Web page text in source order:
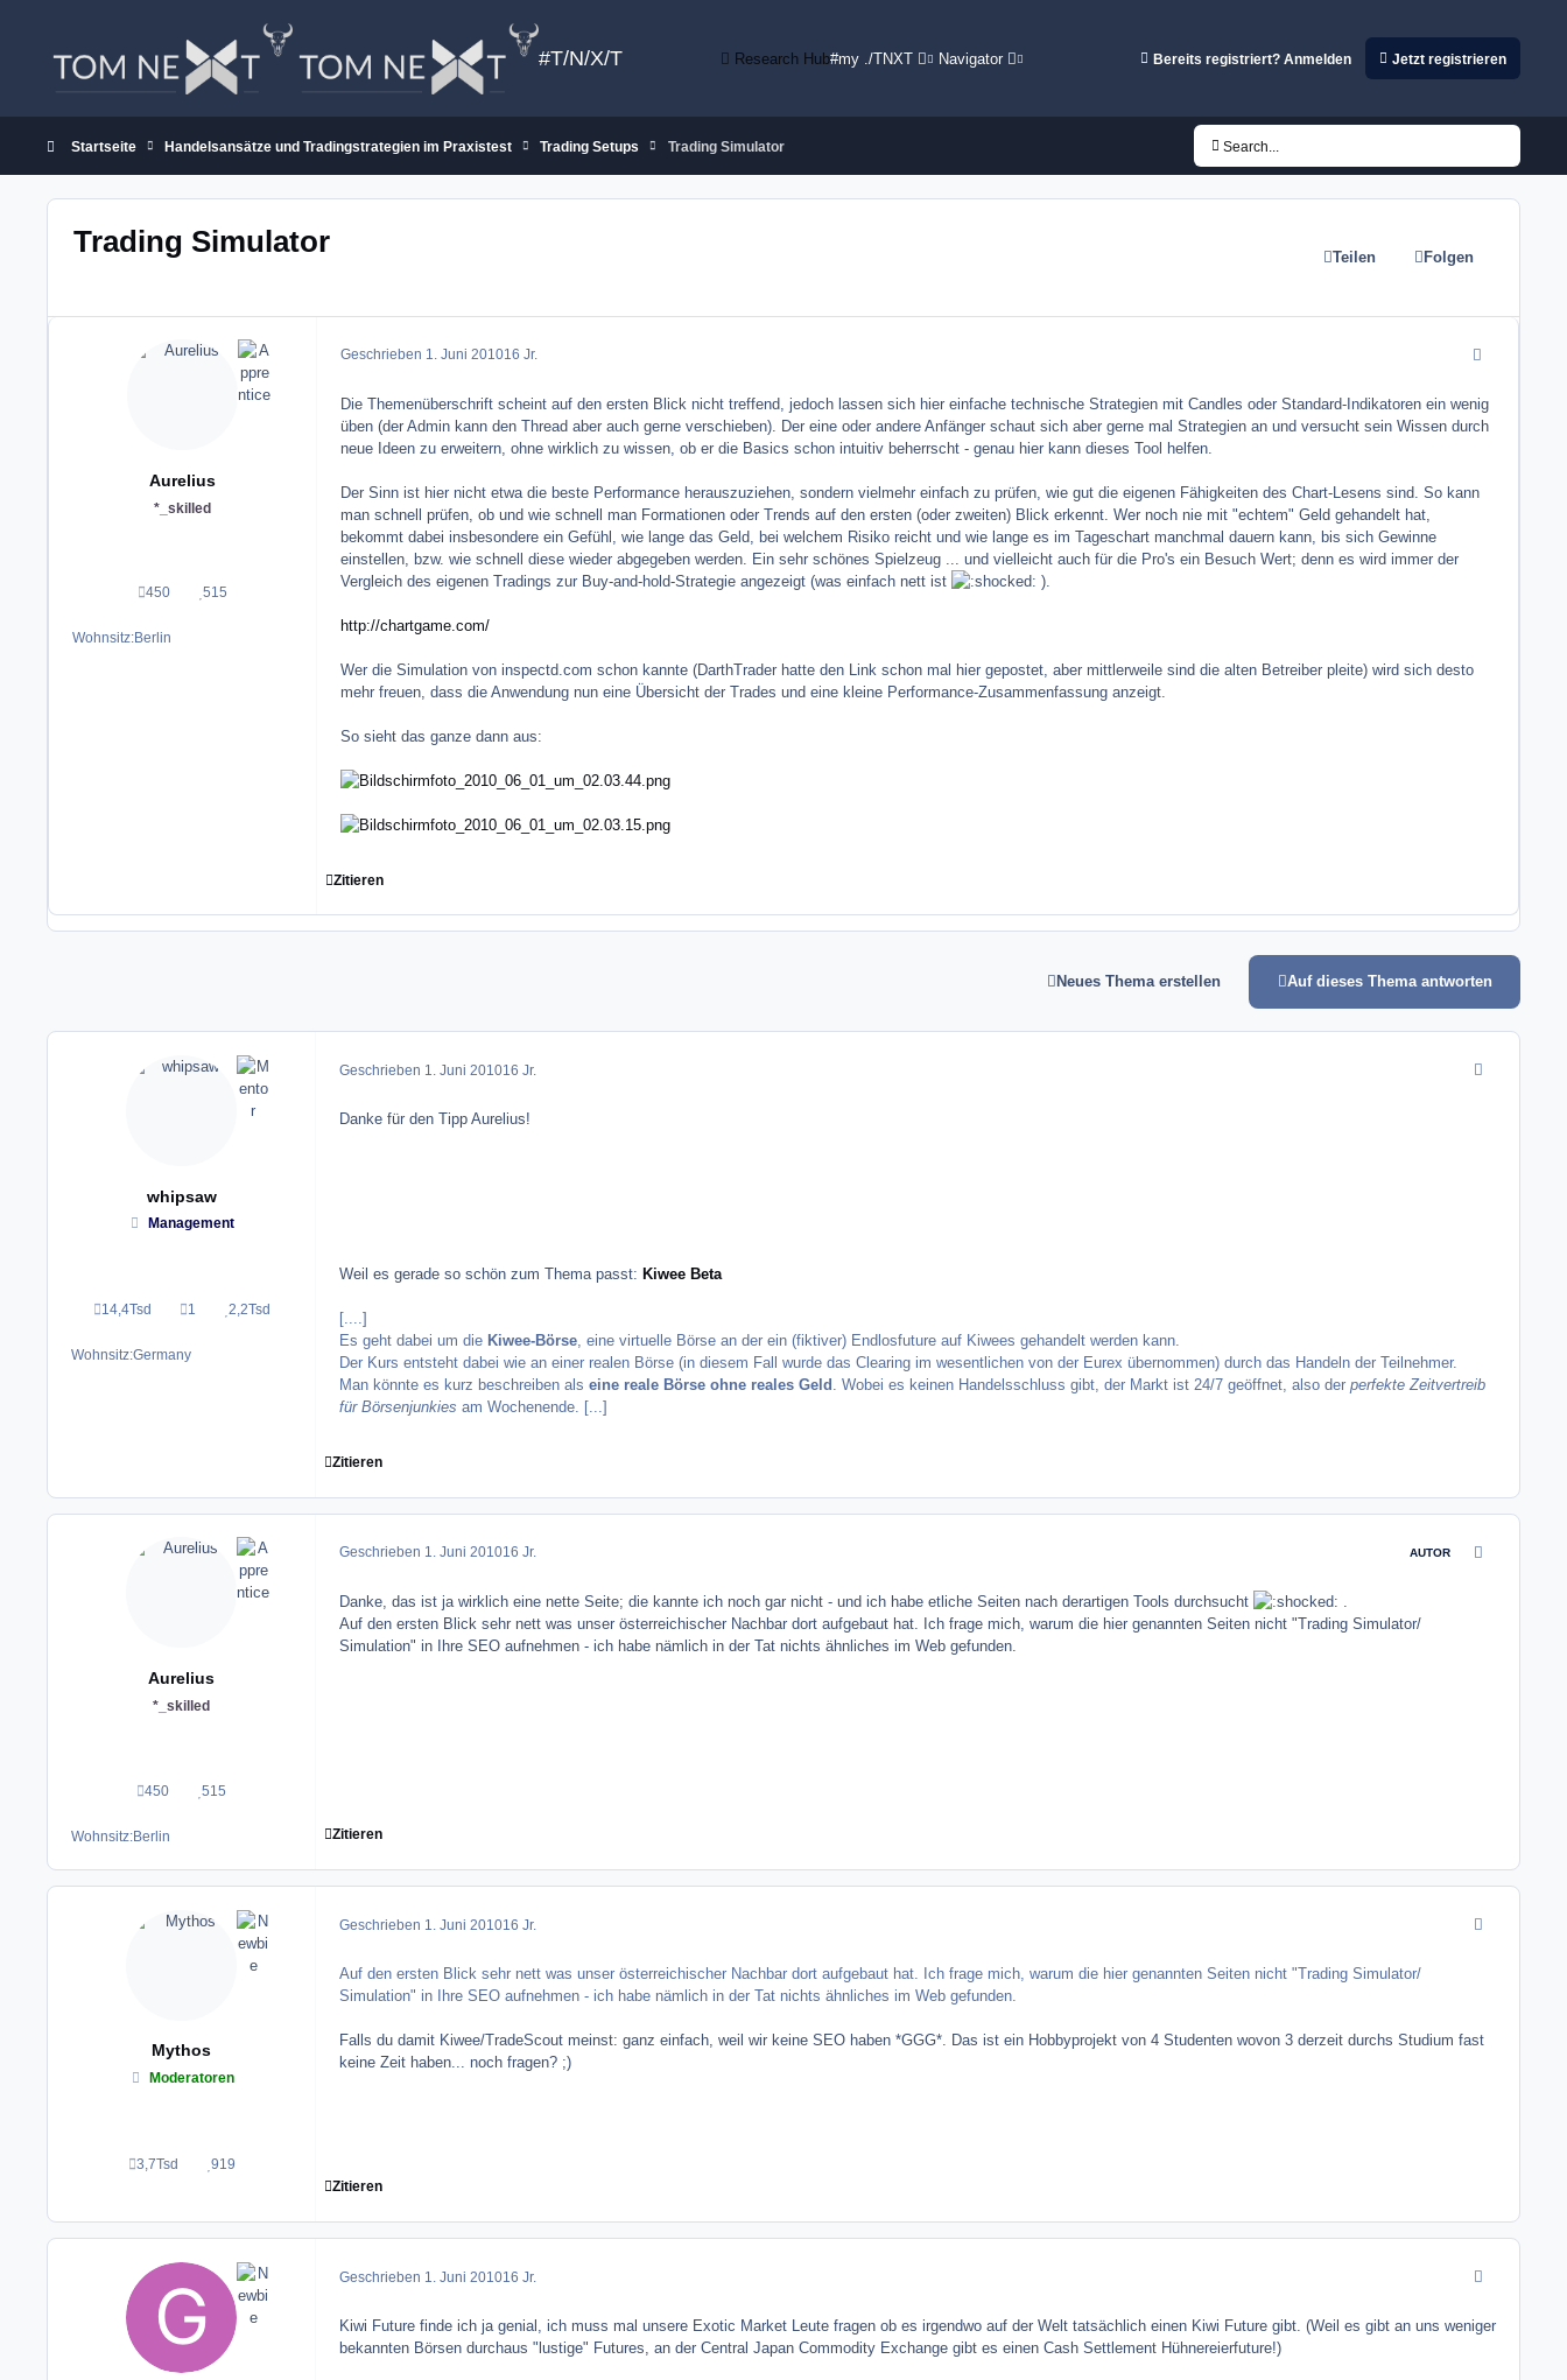
#T/N/X/T Research Hub#my ./TNXT Navigator Bereits registriert? Anmelden Jetzt registrieren
Startseite Handelsansätze und Tradingstrategien im Praxistest Trading Setups Trading Simulator Search...
Trading Simulator Teilen Folgen
Aurelius
*_skilled
450
Beiträge515Reputation
Wohnsitz:Berlin
Geschrieben 1. Juni 201016 Jr.
Die Themenüberschrift scheint auf den ersten Blick nicht treffend, jedoch lassen sich hier einfache technische Strategien mit Candles oder Standard-Indikatoren ein wenig
üben (der Admin kann den Thread aber auch gerne verschieben). Der eine oder andere Anfänger schaut sich aber gerne mal Strategien an und versucht sein Wissen durch
neue Ideen zu erweitern, ohne wirklich zu wissen, ob er die Basics schon intuitiv beherrscht - genau hier kann dieses Tool helfen.
Der Sinn ist hier nicht etwa die beste Performance herauszuziehen, sondern vielmehr einfach zu prüfen, wie gut die eigenen Fähigkeiten des Chart-Lesens sind. So kann
man schnell prüfen, ob und wie schnell man Formationen oder Trends auf den ersten (oder zweiten) Blick erkennt. Wer noch nie mit "echtem" Geld gehandelt hat,
bekommt dabei insbesondere ein Gefühl, wie lange das Geld, bei welchem Risiko reicht und wie lange es im Tageschart manchmal dauern kann, bis sich Gewinne
einstellen, bzw. wie schnell diese wieder abgegeben werden. Ein sehr schönes Spielzeug ... und vielleicht auch für die Pro's ein Besuch Wert; denn es wird immer der
Vergleich des eigenen Tradings zur Buy-and-hold-Strategie angezeigt (was einfach nett ist
).
http://chartgame.com/
Wer die Simulation von inspectd.com schon kannte (DarthTrader hatte den Link schon mal hier gepostet, aber mittlerweile sind die alten Betreiber pleite) wird sich desto
mehr freuen, dass die Anwendung nun eine Übersicht der Trades und eine kleine Performance-Zusammenfassung anzeigt.
So sieht das ganze dann aus:
Zitieren
Neues Thema erstellen Auf dieses Thema antworten
whipsaw
Management
14,4Tsd
Beiträge 1
Lösungen2,2Tsd
Reputation
Wohnsitz:Germany
Geschrieben 1. Juni 201016 Jr.
Danke für den Tipp Aurelius!
Weil es gerade so schön zum Thema passt: Kiwee Beta
[....]
Es geht dabei um die Kiwee-Börse, eine virtuelle Börse an der ein (fiktiver) Endlosfuture auf Kiwees gehandelt werden kann.
Der Kurs entsteht dabei wie an einer realen Börse (in diesem Fall wurde das Clearing im wesentlichen von der Eurex übernommen) durch das Handeln der Teilnehmer.
Man könnte es kurz beschreiben als eine reale Börse ohne reales Geld . Wobei es keinen Handelsschluss gibt, der Markt ist 24/7 geöffnet, also der perfekte Zeitvertreib
für Börsenjunkies am Wochenende. [...]
Zitieren
Aurelius
*_skilled
450
Beiträge515Reputation
Wohnsitz:Berlin
Geschrieben 1. Juni 201016 Jr. AUTOR
Danke, das ist ja wirklich eine nette Seite; die kannte ich noch gar nicht - und ich habe etliche Seiten nach derartigen Tools durchsucht
Auf den ersten Blick sehr nett was unser österreichischer Nachbar dort aufgebaut hat. Ich frage mich, warum die hier genannten Seiten nicht "Trading Simulator/
Simulation" in Ihre SEO aufnehmen - ich habe nämlich in der Tat nichts ähnliches im Web gefunden.
Zitieren
Mythos
Moderatoren
3,7Tsd
Beiträge 919Reputation
Geschrieben 1. Juni 201016 Jr.
Auf den ersten Blick sehr nett was unser österreichischer Nachbar dort aufgebaut hat. Ich frage mich, warum die hier genannten Seiten nicht "Trading Simulator/
Simulation" in Ihre SEO aufnehmen - ich habe nämlich in der Tat nichts ähnliches im Web gefunden.
Falls du damit Kiwee/TradeScout meinst: ganz einfach, weil wir keine SEO haben *GGG*. Das ist ein Hobbyprojekt von 4 Studenten wovon 3 derzeit durchs Studium fast
keine Zeit haben... noch fragen? ;)
Zitieren
Geschrieben 1. Juni 201016 Jr.
Kiwi Future finde ich ja genial, ich muss mal unsere Exotic Market Leute fragen ob es irgendwo auf der Welt tatsächlich einen Kiwi Future gibt. (Weil es gibt an uns weniger
bekannten Börsen durchaus "lustige" Futures, an der Central Japan Commodity Exchange gibt es einen Cash Settlement Hühnereierfuture!)